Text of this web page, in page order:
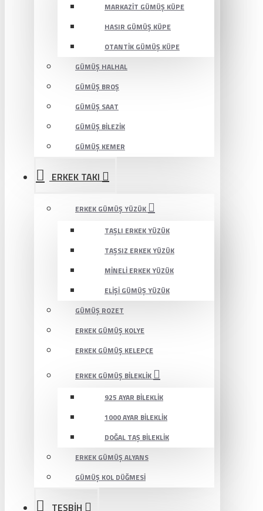
MARKAZIT GÜMÜŞ KÜPE
HASIR GÜMÜŞ KÜPE
OTANTIK GÜMÜŞ KÜPE
GÜMÜŞ HALHAL
GÜMÜŞ BROŞ
GÜMÜŞ SAAT
GÜMÜŞ BILEZIK
GÜMÜŞ KEMER
ERKEK TAKI
ERKEK GÜMÜŞ YÜZÜK
TAŞLI ERKEK YÜZÜK
TAŞSIZ ERKEK YÜZÜK
MINELI ERKEK YÜZÜK
ELIŞI GÜMÜŞ YÜZÜK
GÜMÜŞ ROZET
ERKEK GÜMÜŞ KOLYE
ERKEK GÜMÜŞ KELEPÇE
ERKEK GÜMÜŞ BILEKLIK
925 AYAR BILEKLIK
1000 AYAR BILEKLIK
DOĞAL TAŞ BILEKLIK
ERKEK GÜMÜŞ ALYANS
GÜMÜŞ KOL DÜĞMESI
TESBİH